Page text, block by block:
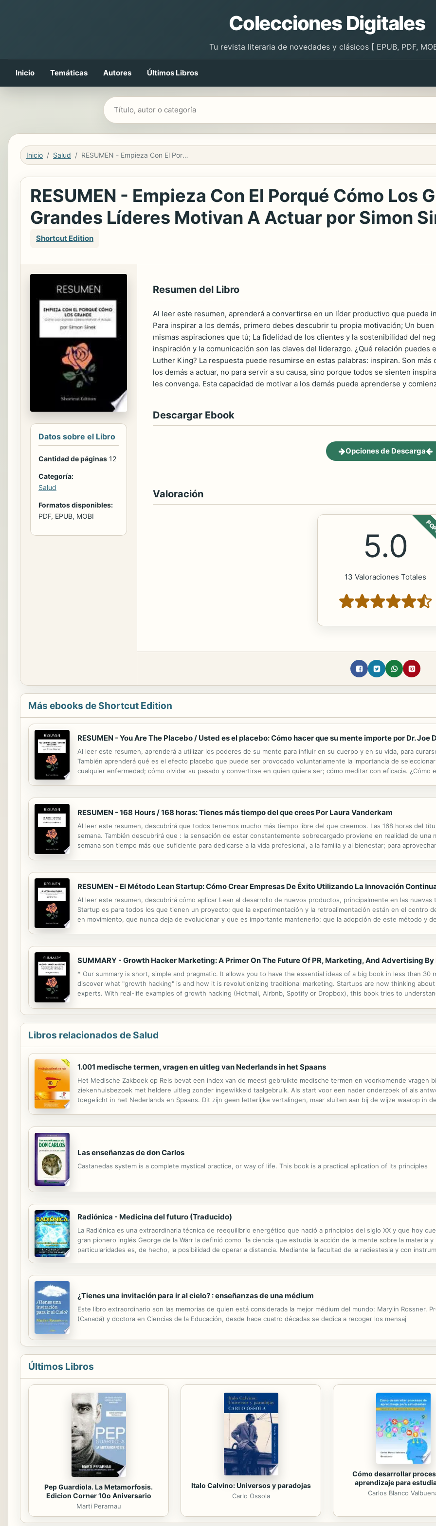
Colecciones Digitales
Tu revista literaria de novedades y clásicos [ EPUB, PDF,
Inicio Temáticas Autores Últimos Libros
Buscar libros
Inicio Salud RESUMEN - Empieza Con El Porqué Cómo Los Grande: Cómo Los Grandes Líderes Motivan A Actuar por Simon Sinek
RESUMEN - Empieza Con El Porqué Cómo Los
Grandes Líderes Motivan A Actuar por Simon
Shortcut Edition
Datos sobre el Libro
Cantidad de páginas 12
Categoría:
Salud
Formatos disponibles:
PDF, EPUB, MOBI
Resumen del Libro
Al leer este resumen, aprenderá a convertirse en un líder productivo que puede
Para inspirar a los demás, primero debes descubrir tu propia motivación; Un
mismas aspiraciones que tú; La fidelidad de los clientes y la sostenibilidad del
inspiración y la comunicación son las claves del liderazgo. ¿Qué relación puedes
Luther King? La respuesta puede resumirse en estas palabras: inspiran. Son
los demás a actuar, no para servir a su causa, sino porque todos se sienten
les convenga. Esta capacidad de motivar a los demás puede aprenderse y
Descargar Ebook
Opciones de Descarga
Valoración
5.0
13 Valoraciones Totales
Más ebooks de Shortcut Edition
RESUMEN - You Are The Placebo / Usted es el placebo: Cómo hacer que su mente importe por Dr. Joe
Al leer este resumen, aprenderá a utilizar los poderes de su mente para influir en su cuerpo y en su vida, para
También aprenderá qué es el efecto placebo que puede ser provocado voluntariamente la importancia de
cualquier enfermedad; cómo olvidar su pasado y convertirse en quien quiera ser; cómo meditar con eficacia. ¿Cómo
RESUMEN - 168 Hours / 168 horas: Tienes más tiempo del que crees Por Laura Vanderkam
Al leer este resumen, descubrirá que todos tenemos mucho más tiempo libre del que creemos. Las 168 horas del
semana. También descubrirá que : la sensación de estar constantemente sobrecargado proviene en realidad de una
semana son tiempo más que suficiente para dedicarse a la vida profesional, a la familia y al bienestar; para
RESUMEN - El Método Lean Startup: Cómo Crear Empresas De Éxito Utilizando La Innovación
Al leer este resumen, descubrirá cómo aplicar Lean al desarrollo de nuevos productos, principalmente en las nuevas
Startup es para todos los que tienen un proyecto; que la experimentación y la retroalimentación están en el centro
en movimiento, que nunca deja de evolucionar y que es importante mantenerlo; que la adopción de este método y
SUMMARY - Growth Hacker Marketing: A Primer On The Future Of PR, Marketing, And Advertising
* Our summary is short, simple and pragmatic. It allows you to have the essential ideas of a big book in less than 30
discover what "growth hacking" is and how it is revolutionizing traditional marketing. Startups are now thinking
experts. With real-life examples of growth hacking (Hotmail, Airbnb, Spotify or Dropbox), this book tries to
Libros relacionados de Salud
1.001 medische termen, vragen en uitleg van Nederlands in het Spaans
Het Medische Zakboek op Reis bevat een index van de meest gebruikte medische termen en voorkomende vragen
ziekenhuisbezoek met heldere uitleg zonder ingewikkeld taalgebruik. Als start voor een nader onderzoek of als
toegelicht in het Nederlands en Spaans. Dit zijn geen letterlijke vertalingen, maar sluiten aan bij de wijze waarop in
Las enseñanzas de don Carlos
Castanedas system is a complete mystical practice, or way of life. This book is a practical aplication of its principles
Radiónica - Medicina del futuro (Traducido)
La Radiónica es una extraordinaria técnica de reequilibrio energético que nació a principios del siglo XX y que hoy
gran pionero inglés George de la Warr la definió como "la ciencia que estudia la acción de la mente sobre la materia
particularidades es, de hecho, la posibilidad de operar a distancia. Mediante la facultad de la radiestesia y con
¿Tienes una invitación para ir al cielo? : enseñanzas de una médium
Este libro extraordinario son las memorias de quien está considerada la mejor médium del mundo: Marylin Rossner.
(Canadá) y doctora en Ciencias de la Educación, desde hace cuatro décadas se dedica a recoger los mensaj
Últimos Libros
Pep Guardiola. La Metamorfosis.
Edicion Corner 10o Aniversario
Marti Perarnau
Italo Calvino: Universos y paradojas
Carlo Ossola
Cómo desarrollar
aprendizaje para
Carlos Blanco